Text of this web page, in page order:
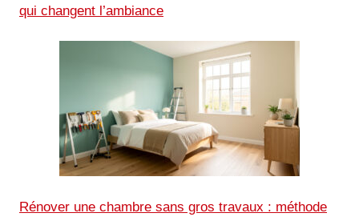
qui changent l’ambiance
Rénover une chambre sans gros travaux : méthode